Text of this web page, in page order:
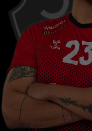
Spiele:
20.9.2026
- Bezirksoberliga